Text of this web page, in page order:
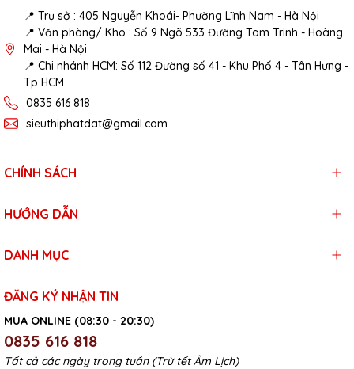
📍 Trụ sở : 405 Nguyễn Khoái- Phường Lĩnh Nam - Hà Nội
📍 Văn phòng/ Kho : Số 9 Ngõ 533 Đường Tam Trinh - Hoàng
Mai - Hà Nội
📍 Chi nhánh HCM: Số 112 Đường số 41 - Khu Phố 4 - Tân Hưng -
Tp HCM
0835 616 818
sieuthiphatdat@gmail.com
CHÍNH SÁCH
HƯỚNG DẪN
DANH MỤC
ĐĂNG KÝ NHẬN TIN
MUA ONLINE (08:30 - 20:30)
0835 616 818
Tất cả các ngày trong tuần (Trừ tết Âm Lịch)